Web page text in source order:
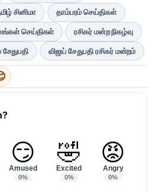
சினிமா தாம்பரம் செய்திகள்
செய்திகள் ரசிகர் மன்ற நிகழ்வு
விஜய் சேதுபதி ரசிகர் மன்றம்
😏
Amused
0%
🤣
Excited
0%
😡
Angry
0%